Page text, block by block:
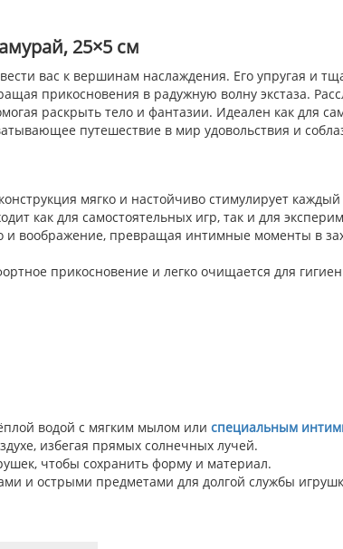
25×5 см
вас к вершинам наслаждения. Его упругая и
прикосновения в радужную волну экстаза.
раскрыть тело и фантазии. Идеален как для
путешествие в мир удовольствия и
мягко и настойчиво стимулирует
как для самостоятельных игр, так и для
и воображение, превращая интимные моменты в
прикосновение и легко очищается для
водой с мягким мылом или специальным
избегая прямых солнечных лучей.
чтобы сохранить форму и материал.
и острыми предметами для долгой службы